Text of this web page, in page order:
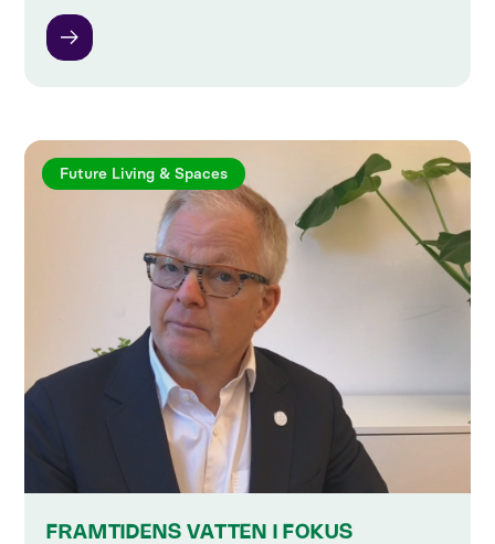
Future Living & Spaces
FRAMTIDENS VATTEN I FOKUS